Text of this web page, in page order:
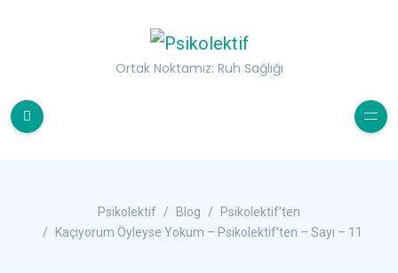
Ortak Noktamız: Ruh Sağlığı
Psikolektif Blog
Psikolektif'ten
Kaçıyorum Öyleyse Yokum – Psikolektif’ten – Sayı – 11